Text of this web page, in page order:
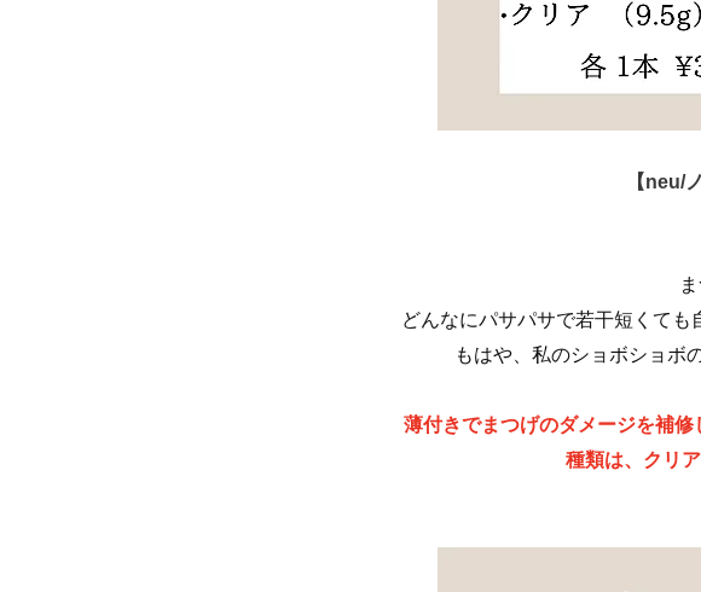
【neu/
どんなにパサパサで若干短くても
もはや、私のショボショボ
薄付きでまつげのダメージを補修
種類は、クリ